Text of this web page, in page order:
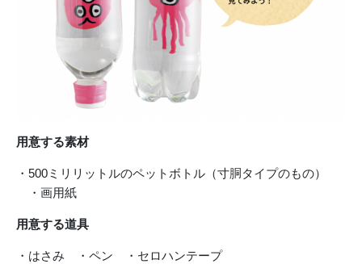
用意する素材
・500ミリリットルのペットボトル（寸胴タイプのもの）
・画用紙
用意する道具
・はさみ ・ペン ・セロハンテープ